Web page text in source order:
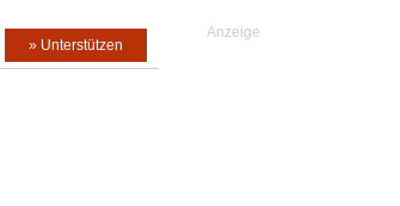
» Unterstützen